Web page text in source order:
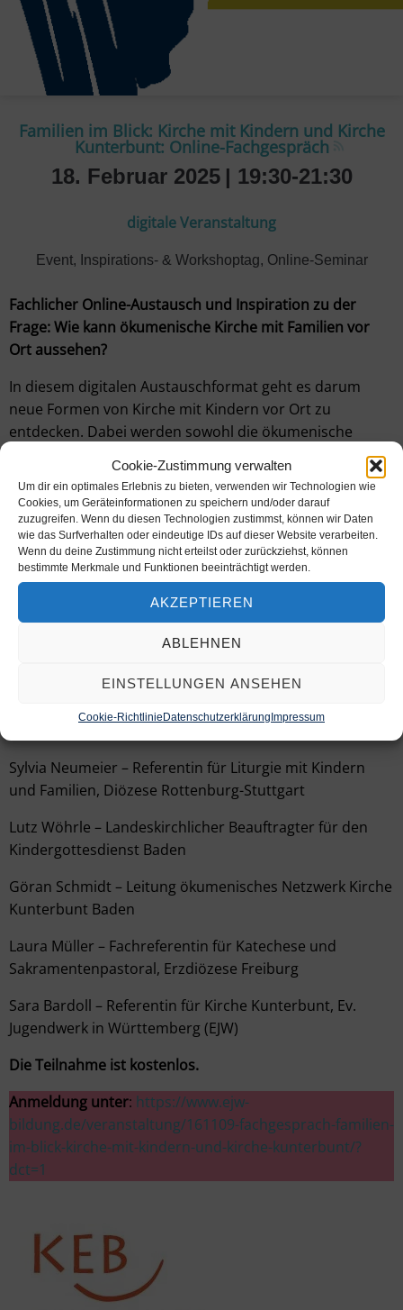
Cookie-Zustimmung verwalten
Um dir ein optimales Erlebnis zu bieten, verwenden wir Technologien wie
Cookies, um Geräteinformationen zu speichern und/oder darauf
zuzugreifen. Wenn du diesen Technologien zustimmst, können wir Daten
wie das Surfverhalten oder eindeutige IDs auf dieser Website verarbeiten.
Wenn du deine Zustimmung nicht erteilst oder zurückziehst, können
bestimmte Merkmale und Funktionen beeinträchtigt werden.
AKZEPTIEREN
ABLEHNEN
EINSTELLUNGEN ANSEHEN
Cookie-Richtlinie Datenschutzerklärung Impressum
Familien im Blick: Kirche mit Kindern und Kirche
Kunterbunt: Online-Fachgespräch
18. Februar 2025 | 19:30-21:30
digitale Veranstaltung
Event, Inspirations- & Workshoptag, Online-Seminar
Fachlicher Online-Austausch und Inspiration zu der
Frage: Wie kann ökumenische Kirche mit Familien vor
Ort aussehen?
In diesem digitalen Austauschformat geht es darum
neue Formen von Kirche mit Kindern vor Ort zu
entdecken. Dabei werden sowohl die ökumenische
Gottesdienstformat Kirche Kunterbunt mitgedacht. In
verschiedenen Workshops berichten Praktiker:innen
über ihre Erfahrungen mit neuen Formen von Kirche um
Kinder in ihrer Lebenswelt zu erreichen.
Zielgruppe: Ehrenamtliche, die in der Arbeit mit Kindern
und Familien Verantwortung übernehmen. (für
Hauptamtliche gibt es einen kompakten
Vorbereitungsteam:
Markus Grapke, Katharina Lewitz – Landespfarrer für
Sylvia Neumeier – Referentin für Liturgie mit Kindern
und Familien, Diözese Rottenburg-Stuttgart
Lutz Wöhrle – Landeskirchlicher Beauftragter für den
Kindergottesdienst Baden
Göran Schmidt – Leitung ökumenisches Netzwerk Kirche
Kunterbunt Baden
Laura Müller – Fachreferentin für Katechese und
Sakramentenpastoral, Erzdiözese Freiburg
Sara Bardoll – Referentin für Kirche Kunterbunt, Ev.
Jugendwerk in Württemberg (EJW)
Die Teilnahme ist kostenlos.
Anmeldung unter: https://www.ejw-
bildung.de/veranstaltung/161109-fachgesprach-familien-
im-blick-kirche-mit-kindern-und-kirche-kunterbunt/?
dct=1